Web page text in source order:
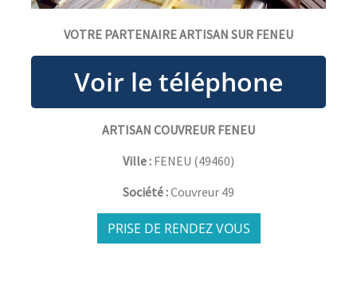
VOTRE PARTENAIRE ARTISAN SUR FENEU
ARTISAN COUVREUR FENEU
Ville : FENEU (49460)
Société :Couvreur 49
PRISE DE RENDEZ VOUS